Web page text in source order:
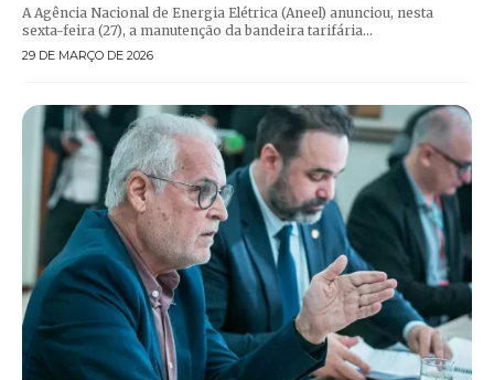
A Agência Nacional de Energia Elétrica (Aneel) anunciou, nesta
sexta-feira (27), a manutenção da bandeira tarifária...
29 DE MARÇO DE 2026